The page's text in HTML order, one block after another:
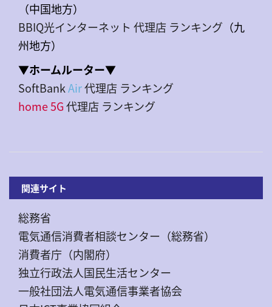
（中国地方）
BBIQ光インターネット 代理店 ランキング （九
州地方）
▼ホームルーター▼
SoftBankAir代理店 ランキング
home 5G代理店 ランキング
関連サイト
総務省
電気通信消費者相談センター（総務省）
消費者庁（内閣府）
独立行政法人国民生活センター
一般社団法人電気通信事業者協会